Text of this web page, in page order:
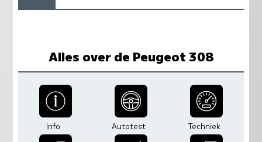
Alles over de Peugeot 308
Info Autotest Techniek